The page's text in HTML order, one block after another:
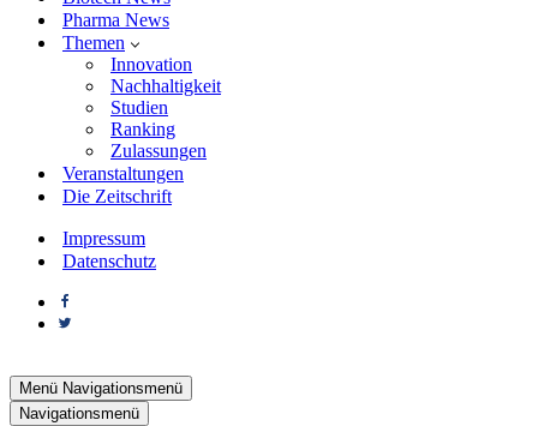
Pharma News
Themen
Innovation
Nachhaltigkeit
Studien
Ranking
Zulassungen
Veranstaltungen
Die Zeitschrift
Impressum
Datenschutz
Menü Navigationsmenü
Navigationsmenü